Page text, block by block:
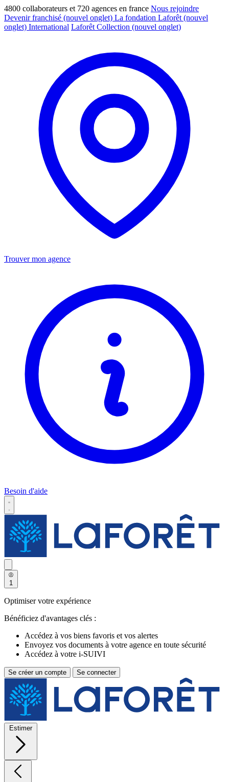
4800 collaborateurs et 720 agences en france Nous rejoindre
Devenir franchisé (nouvel onglet) La fondation Laforêt (nouvel
onglet) International Laforêt Collection (nouvel onglet)
Trouver mon agence
Besoin d'aide
1
Optimiser votre expérience
Bénéficiez d'avantages clés :
Accédez à vos biens favoris et vos alertes
Envoyez vos documents à votre agence en toute sécurité
Accédez à votre i-SUIVI
Se créer un compte Se connecter
Estimer